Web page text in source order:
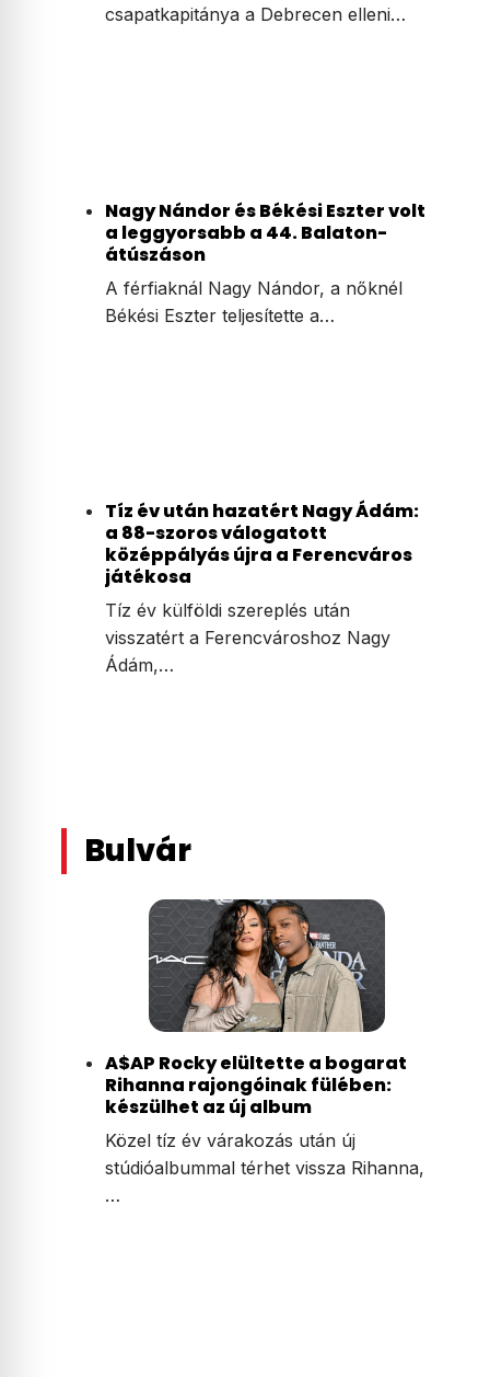
csapatkapitánya a Debrecen elleni…
Nagy Nándor és Békési Eszter volt
a leggyorsabb a 44. Balaton-
átúszáson
A férfiaknál Nagy Nándor, a nőknél
Békési Eszter teljesítette a…
Tíz év után hazatért Nagy Ádám:
a 88-szoros válogatott
középpályás újra a Ferencváros
játékosa
Tíz év külföldi szereplés után
visszatért a Ferencvároshoz Nagy
Ádám,…
Bulvár
A$AP Rocky elültette a bogarat
Rihanna rajongóinak fülében:
készülhet az új album
Közel tíz év várakozás után új
stúdióalbummal térhet vissza Rihanna,
…